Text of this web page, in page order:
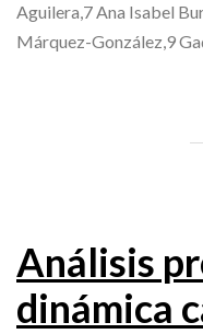
Aguilera,7 Ana Isabel
Márquez-González,9
Análisis
dinámica